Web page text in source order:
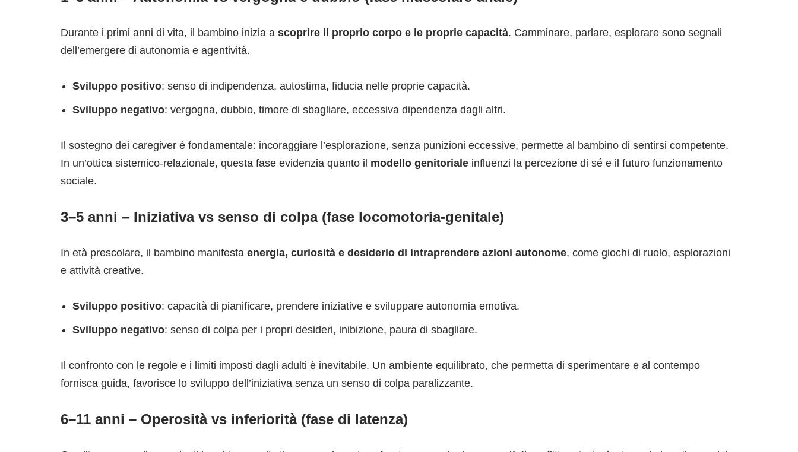
Durante i primi anni di vita, il bambino inizia a scoprire il proprio corpo e le proprie capacità. Camminare, parlare, esplorare sono segnali
dell’emergere di autonomia e agentività.
Sviluppo positivo: senso di indipendenza, autostima, fiducia nelle proprie capacità.
Sviluppo negativo: vergogna, dubbio, timore di sbagliare, eccessiva dipendenza dagli altri.
Il sostegno dei caregiver è fondamentale: incoraggiare l’esplorazione, senza punizioni eccessive, permette al bambino di sentirsi competente.
In un’ottica sistemico-relazionale, questa fase evidenzia quanto il modello genitoriale influenzi la percezione di sé e il futuro funzionamento
sociale.
3–5 anni – Iniziativa vs senso di colpa (fase locomotoria-genitale)
In età prescolare, il bambino manifesta energia, curiosità e desiderio di intraprendere azioni autonome, come giochi di ruolo, esplorazioni
e attività creative.
Sviluppo positivo: capacità di pianificare, prendere iniziative e sviluppare autonomia emotiva.
Sviluppo negativo: senso di colpa per i propri desideri, inibizione, paura di sbagliare.
Il confronto con le regole e i limiti imposti dagli adulti è inevitabile. Un ambiente equilibrato, che permetta di sperimentare e al contempo
fornisca guida, favorisce lo sviluppo dell’iniziativa senza un senso di colpa paralizzante.
6–11 anni – Operosità vs inferiorità (fase di latenza)